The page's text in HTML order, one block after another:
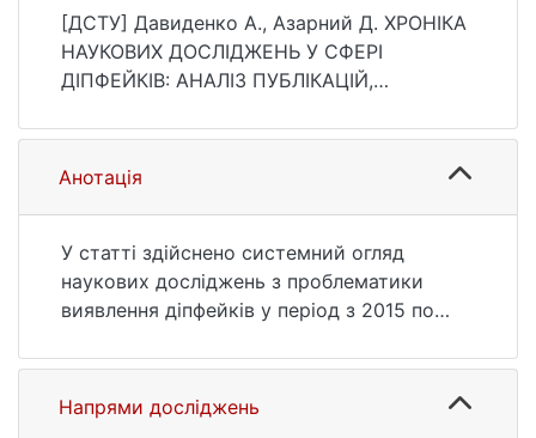
ТЕНДЕНЦІЙ ТА ВИКОРИСТАНИХ
ДАТАСЕТІВ. Збірник наукових праць
Військового інституту Київського
Шевченка, (87), 80–87.
09
[ДСТУ] Давиденко А., Азарний Д. ХРОНІКА
НАУКОВИХ ДОСЛІДЖЕНЬ У СФЕРІ
ДІПФЕЙКІВ: АНАЛІЗ ПУБЛІКАЦІЙ,
ДАТАСЕТІВ. Збірник наукових праць
Військового інституту Київського
національного університету імені Тараса
10.17721/2519-481X/2025/87-09 (дата
звернення: 25.07.2026).
Анотація
У статті здійснено системний огляд
наукових досліджень з проблематики
виявлення діпфейків у період з 2015 по
генеративних можливостей (від перших
GAN до сучасних дифузійних моделей)
стимулювало розвиток засобів детекції.
Напрями досліджень